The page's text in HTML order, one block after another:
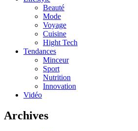
Beauté
Mode
Voyage
Cuisine
Hight Tech
Tendances
Minceur
Sport
Nutrition
Innovation
Vidéo
Archives